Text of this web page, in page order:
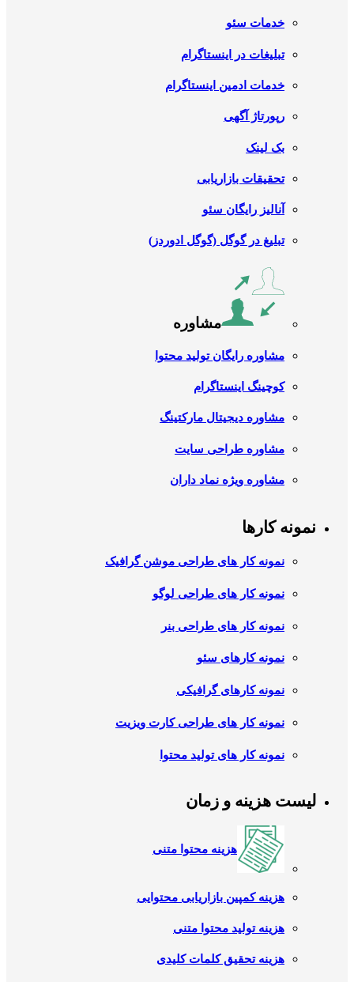
خدمات سئو
تبلیغات در اینستاگرام
خدمات ادمین اینستاگرام
رپورتاژ آگهی
بک لینک
تحقیقات بازاریابی
آنالیز رایگان سئو
تبلیغ در گوگل (گوگل ادوردز)
مشاوره
مشاوره رایگان تولید محتوا
کوچینگ اینستاگرام
مشاوره دیجیتال مارکتینگ
مشاوره طراحی سایت
مشاوره ویژه نماد داران
نمونه کارها
نمونه کار های طراحی موشن گرافیک
نمونه کار های طراحی لوگو
نمونه کار های طراحی بنر
نمونه کارهای سئو
نمونه کارهای گرافیکی
نمونه کار های طراحی کارت ویزیت
نمونه کار های تولید محتوا
لیست هزینه و زمان
هزینه محتوا متنی
هزینه کمپین بازاریابی محتوایی
هزینه تولید محتوا متنی
هزینه تحقیق کلمات کلیدی